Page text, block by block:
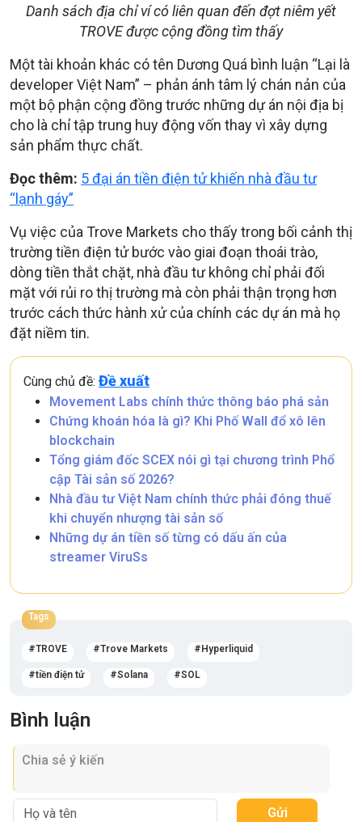
Danh sách địa chỉ ví có liên quan đến đợt niêm yết
TROVE được cộng đồng tìm thấy
Một tài khoản khác có tên Dương Quá bình luận “Lại là
developer Việt Nam” – phản ánh tâm lý chán nản của
một bộ phận cộng đồng trước những dự án nội địa bị
cho là chỉ tập trung huy động vốn thay vì xây dựng
sản phẩm thực chất.
Đọc thêm: 5 đại án tiền điện tử khiến nhà đầu tư
“lạnh gáy”
Vụ việc của Trove Markets cho thấy trong bối cảnh thị
trường tiền điện tử bước vào giai đoạn thoái trào,
dòng tiền thắt chặt, nhà đầu tư không chỉ phải đối
mặt với rủi ro thị trường mà còn phải thận trọng hơn
trước cách thức hành xử của chính các dự án mà họ
đặt niềm tin.
Cùng chủ đề: Đề xuất
Movement Labs chính thức thông báo phá sản
Chứng khoán hóa là gì? Khi Phố Wall đổ xô lên
blockchain
Tổng giám đốc SCEX nói gì tại chương trình Phổ
cập Tài sản số 2026?
Nhà đầu tư Việt Nam chính thức phải đóng thuế
khi chuyển nhượng tài sản số
Những dự án tiền số từng có dấu ấn của
streamer ViruSs
Tags
TROVE Trove Markets Hyperliquid
tiền điện tử Solana SOL
Bình luận
Gửi